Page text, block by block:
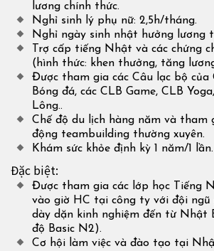
lương chính thức.
Nghỉ sinh lý phụ nữ: 2,5h/tháng.
Nghỉ ngày sinh nhật hưởng lương
Trợ cấp tiếng Nhật và các chứng
(hình thức: khen thưởng, tăng
Được tham gia các Câu lạc bộ của
Bóng đá, các CLB Game, CLB
Lông..
Chế độ du lịch hàng năm và tham
động teambuilding thường xuyên.
Khám sức khỏe định kỳ 1 năm/1 lần.
Đặc biệt:
Được tham gia các lớp học Tiếng
vào giờ HC tại công ty với đội ngũ
dày dặn kinh nghiệm đến từ Nhật
độ Basic N2).
Cơ hội làm việc và đào tạo tại